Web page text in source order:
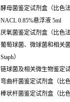
酵母菌鉴定试剂盒（比色
NACL 0.85%悬浮液 5ml
厌氧菌鉴定试剂盒（比色
葡萄球菌、微球菌和相关
Staph）
链球菌及相关微生物鉴定
弯曲杆菌鉴定试剂盒（比色
棒状杆菌鉴定试剂盒（比色